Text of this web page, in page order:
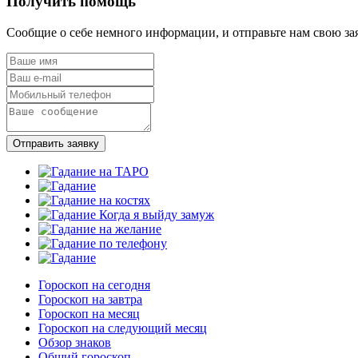
Сообщие о себе немного информации, и отправьте нам свою
Отправить заявку
Гороскоп на сегодня
Гороскоп на завтра
Гороскоп на месяц
Гороскоп на следующий месяц
Обзор знаков